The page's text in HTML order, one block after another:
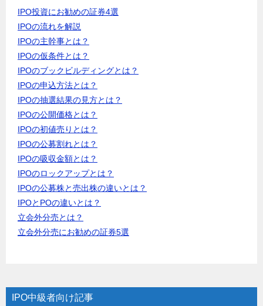
IPO投資にお勧めの証券4選
IPOの流れを解説
IPOの主幹事とは？
IPOの仮条件とは？
IPOのブックビルディングとは？
IPOの申込方法とは？
IPOの抽選結果の見方とは？
IPOの公開価格とは？
IPOの初値売りとは？
IPOの公募割れとは？
IPOの吸収金額とは？
IPOのロックアップとは？
IPOの公募株と売出株の違いとは？
IPOとPOの違いとは？
立会外分売とは？
立会外分売にお勧めの証券5選
IPO中級者向け記事